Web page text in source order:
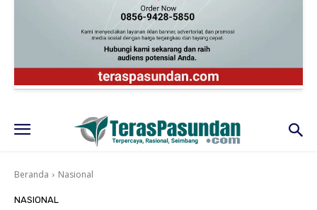
Beranda Nasional
NASIONAL